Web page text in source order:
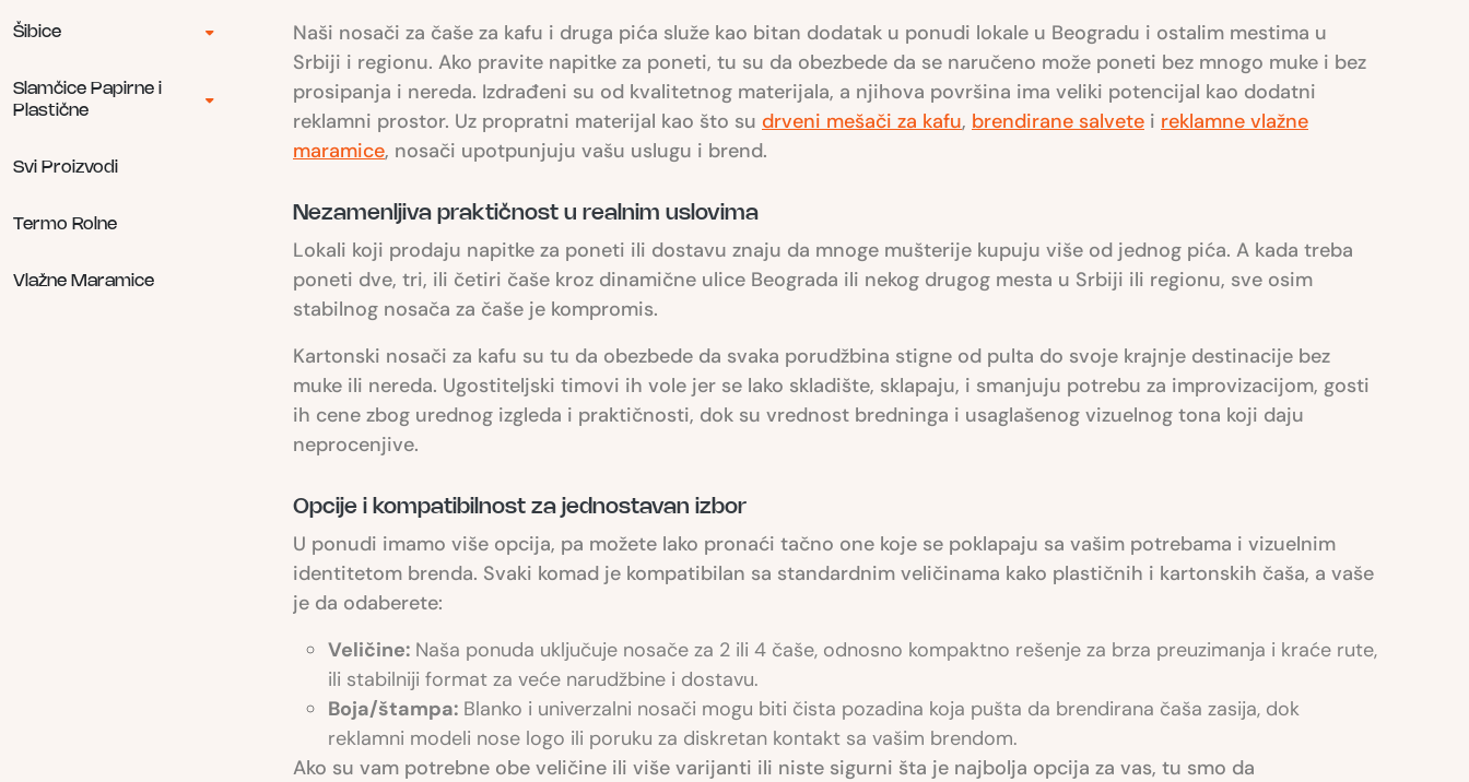
Šibice
Slamčice Papirne i
Plastične
Svi Proizvodi
Termo Rolne
Vlažne Maramice
Naši nosači za čaše za kafu i druga pića služe kao bitan dodatak u ponudi lokale u Beogradu i ostalim mestima u
Srbiji i regionu. Ako pravite napitke za poneti, tu su da obezbede da se naručeno može poneti bez mnogo muke i bez
prosipanja i nereda. Izdrađeni su od kvalitetnog materijala, a njihova površina ima veliki potencijal kao dodatni
reklamni prostor. Uz propratni materijal kao što su drveni mešači za kafu, brendirane salvete i reklamne vlažne
maramice, nosači upotpunjuju vašu uslugu i brend.
Nezamenljiva praktičnost u realnim uslovima
Lokali koji prodaju napitke za poneti ili dostavu znaju da mnoge mušterije kupuju više od jednog pića. A kada treba
poneti dve, tri, ili četiri čaše kroz dinamične ulice Beograda ili nekog drugog mesta u Srbiji ili regionu, sve osim
stabilnog nosača za čaše je kompromis.
Kartonski nosači za kafu su tu da obezbede da svaka porudžbina stigne od pulta do svoje krajnje destinacije bez
muke ili nereda. Ugostiteljski timovi ih vole jer se lako skladište, sklapaju, i smanjuju potrebu za improvizacijom, gosti
ih cene zbog urednog izgleda i praktičnosti, dok su vrednost bredninga i usaglašenog vizuelnog tona koji daju
neprocenjive.
Opcije i kompatibilnost za jednostavan izbor
U ponudi imamo više opcija, pa možete lako pronaći tačno one koje se poklapaju sa vašim potrebama i vizuelnim
identitetom brenda. Svaki komad je kompatibilan sa standardnim veličinama kako plastičnih i kartonskih čaša, a vaše
je da odaberete:
Veličine: Naša ponuda uključuje nosače za 2 ili 4 čaše, odnosno kompaktno rešenje za brza preuzimanja i kraće rute,
ili stabilniji format za veće narudžbine i dostavu.
Boja/štampa: Blanko i univerzalni nosači mogu biti čista pozadina koja pušta da brendirana čaša zasija, dok
reklamni modeli nose logo ili poruku za diskretan kontakt sa vašim brendom.
Ako su vam potrebne obe veličine ili više varijanti ili niste sigurni šta je najbolja opcija za vas, tu smo da